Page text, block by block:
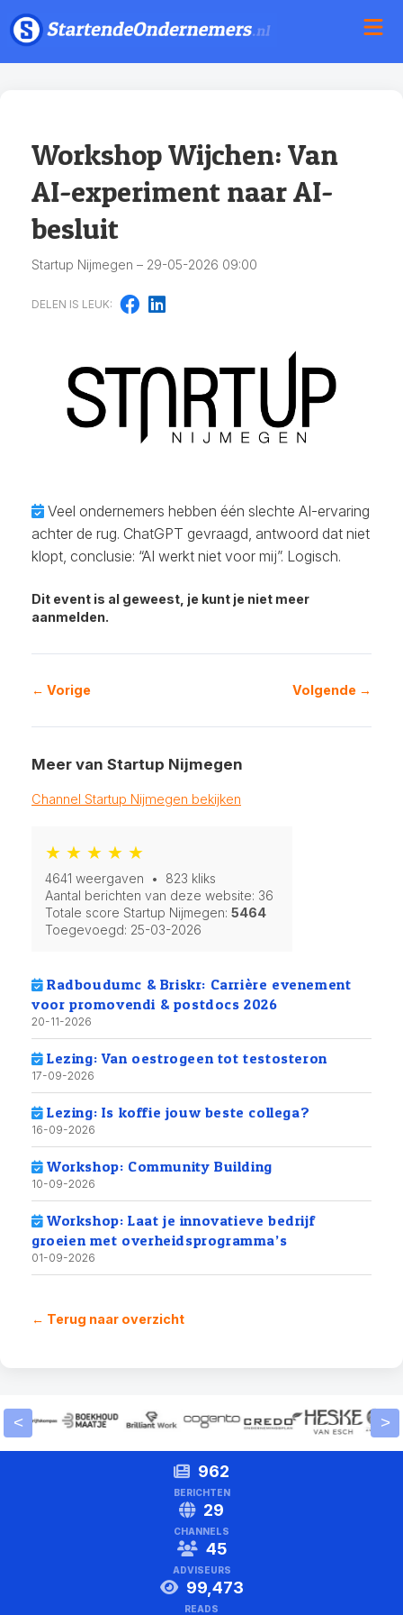
Workshop Wijchen: Van
AI-experiment naar AI-
besluit
Startup Nijmegen – 29-05-2026 09:00
DELEN IS LEUK:
Veel ondernemers hebben één slechte AI-ervaring
achter de rug. ChatGPT gevraagd, antwoord dat niet
klopt, conclusie: “AI werkt niet voor mij”. Logisch.
Dit event is al geweest, je kunt je niet meer
aanmelden.
← Vorige Volgende →
Meer van Startup Nijmegen
Channel Startup Nijmegen bekijken
★ ★ ★ ★ ★
4641 weergaven • 823 kliks
Aantal berichten van deze website: 36
Totale score Startup Nijmegen: 5464
Toegevoegd: 25-03-2026
Radboudumc & Briskr: Carrière evenement
voor promovendi & postdocs 2026
20-11-2026
Lezing: Van oestrogeen tot testosteron
17-09-2026
Lezing: Is koffie jouw beste collega?
16-09-2026
Workshop: Community Building
10-09-2026
Workshop: Laat je innovatieve bedrijf
groeien met overheidsprogramma’s
01-09-2026
← Terug naar overzicht
< >
962
BERICHTEN
29
CHANNELS
45
ADVISEURS
99,473
READS